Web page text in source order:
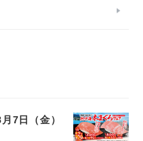
7日（金）